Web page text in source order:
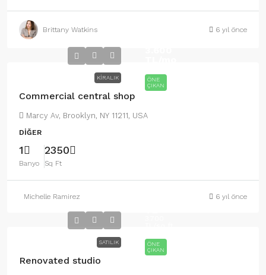
Brittany Watkins 6 yıl önce
ÖNE
ÇIKAN
KIRALIK
Commercial central shop
Marcy Av, Brooklyn, NY 11211, USA
DIĞER
1
Banyo
2350
Sq Ft
Michelle Ramirez 6 yıl önce
ÖNE
ÇIKAN
SATILIK
Renovated studio